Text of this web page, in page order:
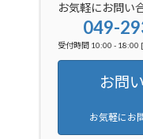
お気軽にお問い
049-
受付時間 10:00 - 18:00
お問
お気軽にお